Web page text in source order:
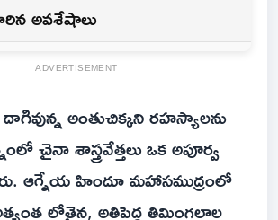
అవశేషాలు
ADVERTISEMENT
దాగివున్న అంతుచిక్కని రహస్యాలను
చైనా శాస్త్రవేత్తలు ఒక అపూర్వ
ఆగ్నేయ హిందూ మహాసముద్రంలో
లోతైన, అతిపెద్ద తిమింగలాల